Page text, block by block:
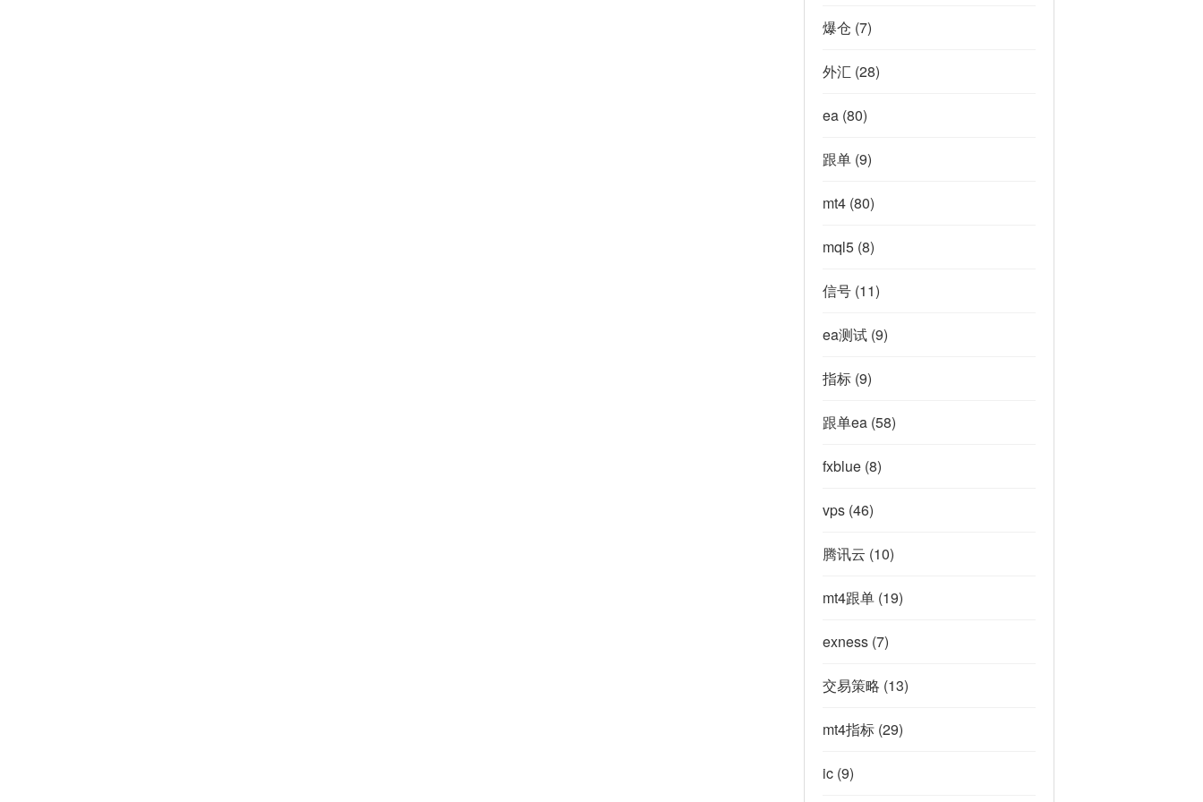
爆仓 (7)
外汇 (28)
ea(80)
跟单(9)
mt4(80)
mql5(8)
信号(11)
ea测试(9)
指标(9)
跟单ea(58)
fxblue(8)
vps(46)
腾讯云 (10)
mt4跟单(19)
exness(7)
交易策略 (13)
mt4指标(29)
ic(9)